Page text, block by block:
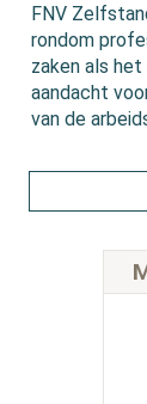
FNV
rondom
zaken als
aandacht
van de